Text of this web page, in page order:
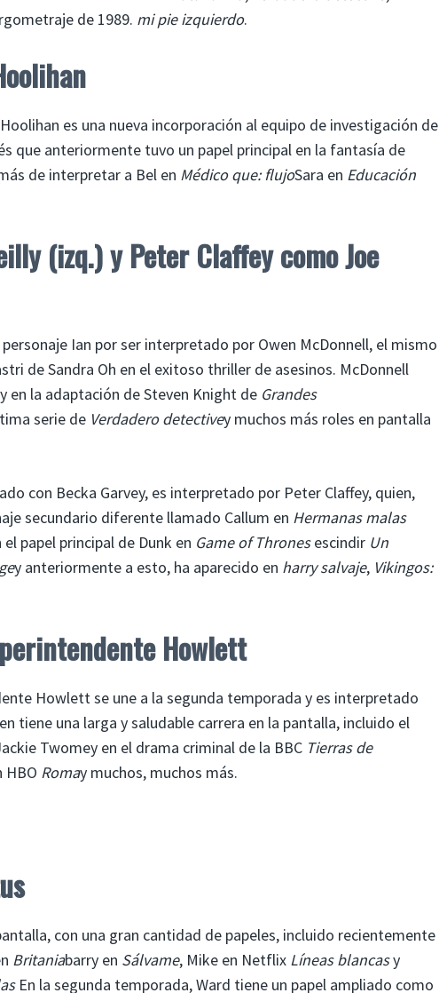
de 1989. mi pie izquierdo.
es una nueva incorporación al equipo de investigación de
que anteriormente tuvo un papel principal en la fantasía de
de interpretar a Bel en Médico que: flujoSara en Educación
(izq.) y Peter Claffey como Joe
Ian por ser interpretado por Owen McDonnell, el mismo
de Sandra Oh en el exitoso thriller de asesinos. McDonnell
la adaptación de Steven Knight de Grandes
serie de Verdadero detectivey muchos más roles en pantalla
con Becka Garvey, es interpretado por Peter Claffey, quien,
secundario diferente llamado Callum en Hermanas malas
papel principal de Dunk en Game of Thronesescindir Un
y anteriormente a esto, ha aparecido en harry salvaje, Vikingos:
Howlett
Howlett se une a la segunda temporada y es interpretado
tiene una larga y saludable carrera en la pantalla, incluido el
Twomey en el drama criminal de la BBC Tierras de
HBO Romay muchos, muchos más.
con una gran cantidad de papeles, incluido recientemente
Britaniabarry en Sálvame, Mike en Netflix Líneas blancasy
En la segunda temporada, Ward tiene un papel ampliado como